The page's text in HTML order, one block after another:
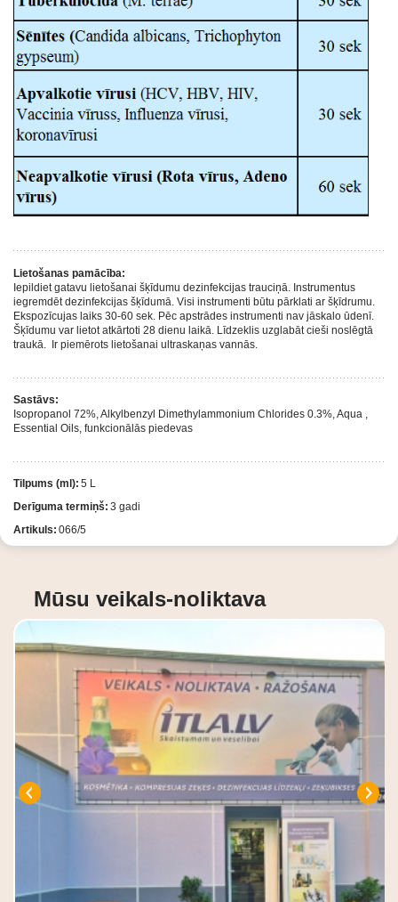
Lietošanas pamācība:
Iepildiet gatavu lietošanai šķīdumu dezinfekcijas trauciņā. Instrumentus
iegremdēt dezinfekcijas šķīdumā. Visi instrumenti būtu pārklati ar šķīdrumu.
Ekspozīcujas laiks 30-60 sek. Pēc apstrādes instrumenti nav jāskalo ūdenī.
Šķīdumu var lietot atkārtoti 28 dienu laikā. Līdzeklis uzglabāt cieši noslēgtā
traukā. Ir piemērots lietošanai ultraskaņas vannās.
Sastāvs:
Isopropanol 72%, Alkylbenzyl Dimethylammonium Chlorides 0.3%, Aqua ,
Essential Oils, funkcionālās piedevas
Tilpums (ml): 5 L
Derīguma termiņš: 3 gadi
Artikuls: 066/5
Mūsu veikals-noliktava